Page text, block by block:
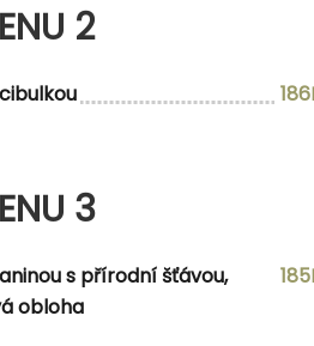
3
salátek a omáčka z lilku a
2
3
s přírodní šťávou,
obloha